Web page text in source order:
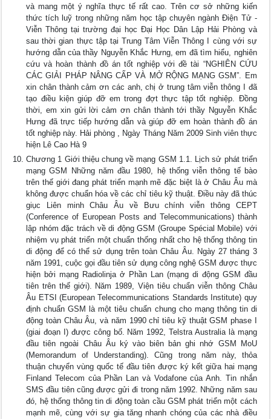
và mang một ý nghĩa thực tế rất cao. Trên cơ sở những kiến
thức tích luỹ trong những năm học tập chuyên ngành Điện Tử -
Viễn Thông tại trường đại học Đại Học Dân Lập Hải Phòng và
sau thời gian thực tập tại Trung Tâm Viễn Thông I cùng với sự
hướng dẫn của thầy Nguyễn Khắc Hưng, em đã tìm hiểu, nghiên
cứu và hoàn thành đồ án tốt nghiệp với đề tài “NGHIÊN CỨU
CÁC GIẢI PHÁP NÂNG CẤP VÀ MỞ RỘNG MẠNG GSM”. Em
xin chân thành cảm ơn các anh, chị ở trung tâm viễn thông I đã
tạo điều kiện giúp đỡ em trong đợt thực tập tốt nghiệp. Đồng
thời, em xin gửi lời cảm ơn chân thành tới thầy Nguyễn Khắc
Hưng đã trực tiếp hướng dẫn và giúp đỡ em hoàn thành đồ án
tốt nghiệp này. Hải phòng , Ngày Tháng Năm 2009 Sinh viên thực
hiện Lê Cao Hà 9
Chương 1 Giới thiệu chung về mạng GSM 1.1. Lịch sử phát triển
mạng GSM Những năm đầu 1980, hệ thống viễn thông tế bào
trên thế giới đang phát triển mạnh mẽ đặc biệt là ở Châu Âu mà
không được chuẩn hóa về các chỉ tiêu kỹ thuật. Điều này đã thúc
giục Liên minh Châu Âu về Bưu chính viễn thông CEPT
(Conference of European Posts and Telecommunications) thành
lập nhóm đặc trách về di động GSM (Groupe Spécial Mobile) với
nhiệm vụ phát triển một chuẩn thống nhất cho hệ thống thông tin
di động để có thể sử dụng trên toàn Châu Âu. Ngày 27 tháng 3
năm 1991, cuộc gọi đầu tiên sử dụng công nghệ GSM được thực
hiện bởi mạng Radiolinja ở Phần Lan (mạng di động GSM đầu
tiên trên thế giới). Năm 1989, Viện tiêu chuẩn viễn thông Châu
Âu ETSI (European Telecommunications Standards Institute) quy
định chuẩn GSM là một tiêu chuẩn chung cho mạng thông tin di
động toàn Châu Âu, và năm 1990 chỉ tiêu kỹ thuật GSM phase I
(giai đoạn I) được công bố. Năm 1992, Telstra Australia là mạng
đầu tiên ngoài Châu Âu ký vào biên bản ghi nhớ GSM MoU
(Memorandum of Understanding). Cũng trong năm này, thỏa
thuận chuyển vùng quốc tế đầu tiên được ký kết giữa hai mạng
Finland Telecom của Phần Lan và Vodafone của Anh. Tin nhắn
SMS đầu tiên cũng được gửi đi trong năm 1992. Những năm sau
đó, hệ thống thông tin di động toàn cầu GSM phát triển một cách
mạnh mẽ, cùng với sự gia tăng nhanh chóng của các nhà điều